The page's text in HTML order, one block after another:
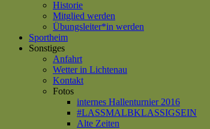
Historie
Mitglied werden
Übungsleiter*in werden
Sportheim
Sonstiges
Anfahrt
Wetter in Lichtenau
Kontakt
Fotos
internes Hallenturnier 2016
#LASSMALBKLASSIGSEIN
Alte Zeiten